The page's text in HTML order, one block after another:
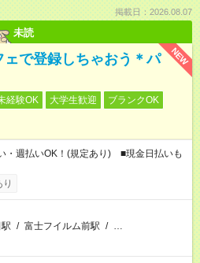
掲載日：2026.08.07
未読
NEW
で登録しちゃおう＊パ
経験OK 大学生歓迎
ブランクOK
週払いOK！(規定あり) ■現金日払いも
/ 富士フイルム前駅 / …